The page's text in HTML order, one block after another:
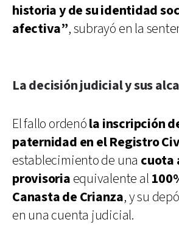
historia y de su identidad
afectiva”, subrayó en la
La decisión judicial y sus
El fallo ordenóla inscripción
paternidad en el Registro
establecimiento de una cuota
provisoria equivalente al
Canasta de Crianza, y su
en una cuenta judicial.